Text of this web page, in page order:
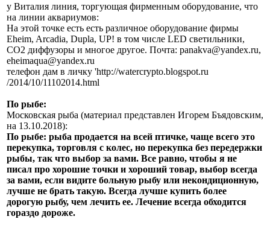
у Виталия линия, торгующая фирменным оборудование, что
на линии аквариумов:
На этой точке есть есть различное оборудование фирмы
Eheim, Arcadia, Dupla, UP! в том числе LED светильники,
СО2 диффузоры и многое другое. Почта: panakva@yandex.ru,
eheimaqua@yandex.ru
телефон дам в личку 'http://watercrypto.blogspot.ru
/2014/10/11102014.html
По рыбе:
Московская рыба (материал представлен Игорем Бъядовским,
на 13.10.2018):
По рыбе: рыба продается на всей птичке, чаще всего это
перекупка, торговля с колес, но перекупка без передержки
рыбы, так что выбор за вами. Все равно, чтобы я не
писал про хорошие точки и хороший товар, выбор всегда
за вами, если видите больную рыбу или некондиционную,
лучше не брать такую. Всегда лучше купить более
дорогую рыбу, чем лечить ее. Лечение всегда обходится
гораздо дороже.